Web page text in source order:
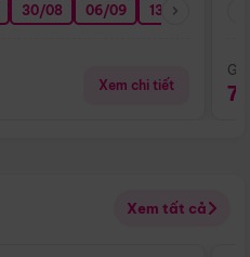
30/08 06/09 13/09
Xem chi tiết
Xem tất cả
Điểm nổi bật